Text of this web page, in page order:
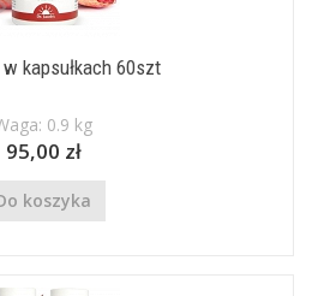
w kapsułkach 60szt
0.9 kg
95,00 zł
koszyka